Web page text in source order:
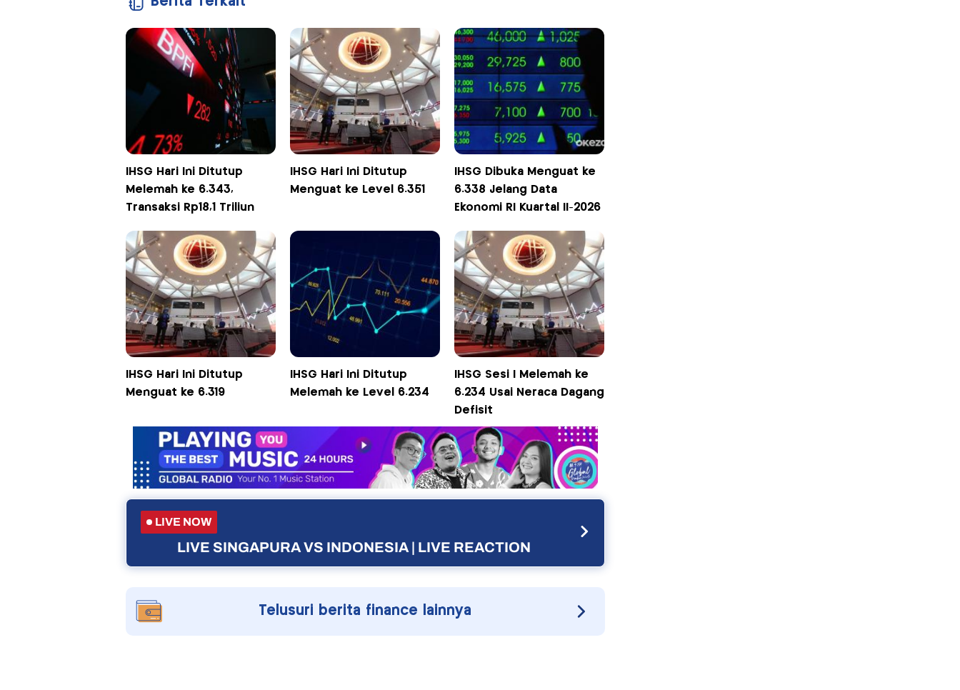
IHSG Hari Ini Ditutup
Melemah ke 6.343,
Transaksi Rp18,1 Triliun
IHSG Hari Ini Ditutup
Menguat ke Level 6.351
IHSG Dibuka Menguat ke
6.338 Jelang Data
Ekonomi RI Kuartal II-2026
IHSG Hari Ini Ditutup
Menguat ke 6.319
IHSG Hari Ini Ditutup
Melemah ke Level 6.234
IHSG Sesi I Melemah ke
6.234 Usai Neraca Dagang
Defisit
LIVE NOW
LIVE SINGAPURA VS INDONESIA | LIVE REACTION
Telusuri berita finance lainnya